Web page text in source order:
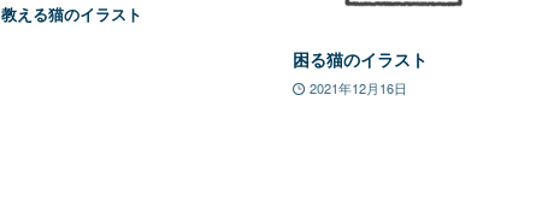
困る猫のイラスト
2021年12月16日
教える猫のイラスト